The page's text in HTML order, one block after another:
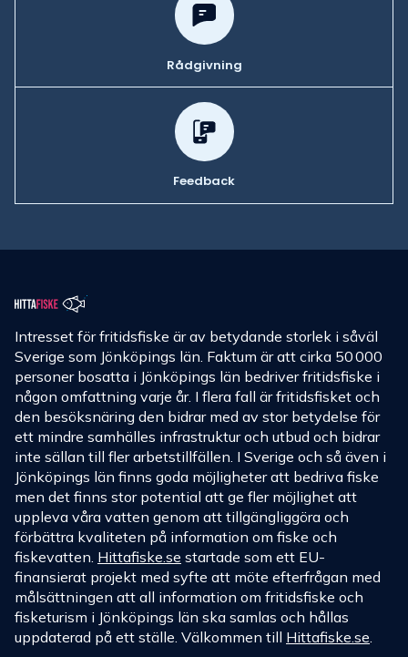
Rådgivning
Feedback
Intresset för fritidsfiske är av betydande storlek i såväl
Sverige som Jönköpings län. Faktum är att cirka 50 000
personer bosatta i Jönköpings län bedriver fritidsfiske i
någon omfattning varje år. I flera fall är fritidsfisket och
den besöksnäring den bidrar med av stor betydelse för
ett mindre samhälles infrastruktur och utbud och bidrar
inte sällan till fler arbetstillfällen. I Sverige och så även i
Jönköpings län finns goda möjligheter att bedriva fiske
men det finns stor potential att ge fler möjlighet att
uppleva våra vatten genom att tillgängliggöra och
förbättra kvaliteten på information om fiske och
fiskevatten. Hittafiske.se startade som ett EU-
finansierat projekt med syfte att möte efterfrågan med
målsättningen att all information om fritidsfiske och
fisketurism i Jönköpings län ska samlas och hållas
uppdaterad på ett ställe. Välkommen till Hittafiske.se.